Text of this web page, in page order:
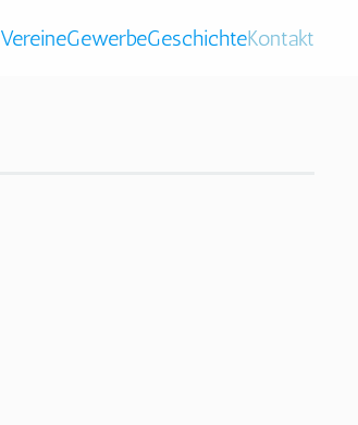
VereineGewerbeGeschichteKontakt